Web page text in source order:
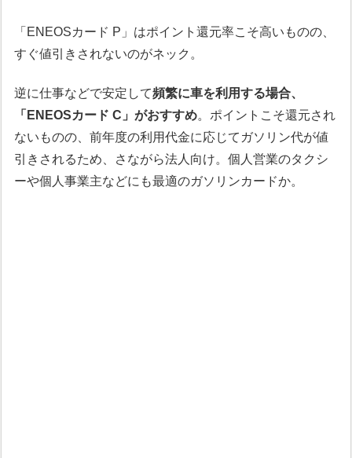
「ENEOSカード P」はポイント還元率こそ高いものの、
すぐ値引きされないのがネック。
逆に仕事などで安定して頻繁に車を利用する場合、
「ENEOSカード C」がおすすめ。ポイントこそ還元され
ないものの、前年度の利用代金に応じてガソリン代が値
引きされるため、さながら法人向け。個人営業のタクシ
ーや個人事業主などにも最適のガソリンカードか。